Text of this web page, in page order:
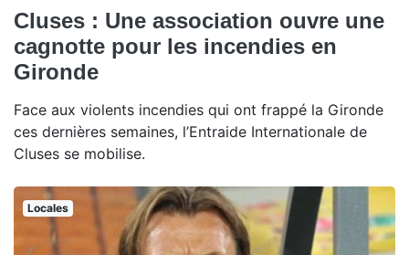
Cluses : Une association ouvre une
cagnotte pour les incendies en
Gironde
Face aux violents incendies qui ont frappé la Gironde
ces dernières semaines, l’Entraide Internationale de
Cluses se mobilise.
Locales